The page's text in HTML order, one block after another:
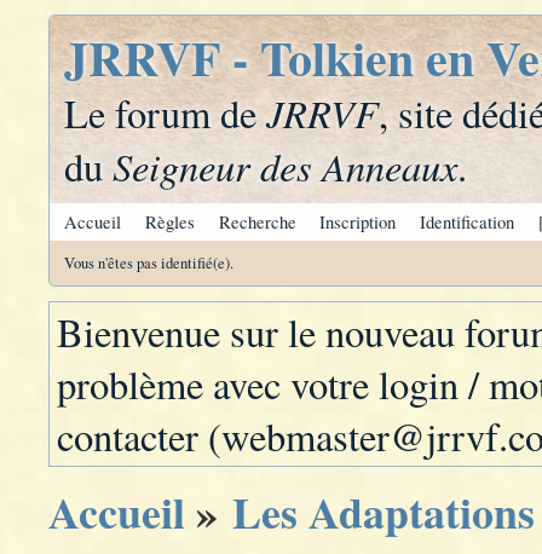
JRRVF - Tolkien en
Le forum deJRRVF, site
duSeigneur des Anneaux.
Accueil Règles Recherche Inscription Identification
Vous n'êtes pas identifié(e).
Bienvenue sur le nouveau
problème avec votre login /
contacter
Accueil » Les